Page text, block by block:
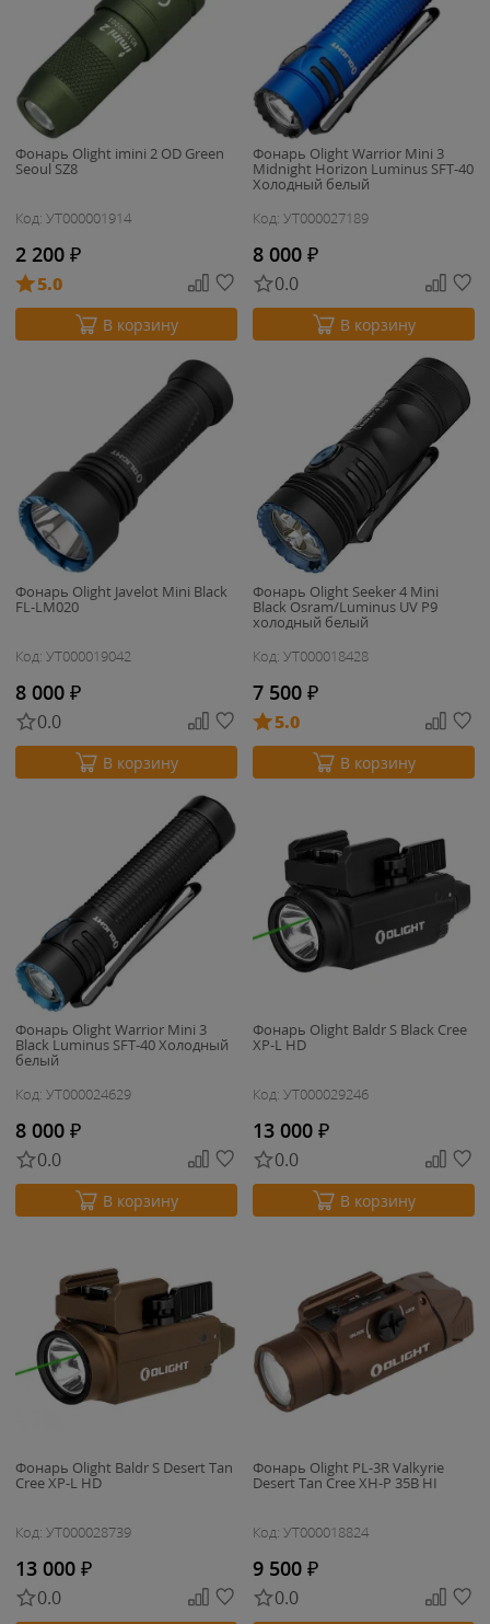
Фонарь Olight imini 2 OD Green
Seoul SZ8
Код: УТ000001914
2 200 ₽
5.0
В корзину
Фонарь Olight Warrior Mini 3
Midnight Horizon Luminus SFT-40
Холодный белый
Код: УТ000027189
8 000 ₽
0.0
В корзину
Фонарь Olight Javelot Mini Black
FL-LM020
Код: УТ000019042
8 000 ₽
0.0
В корзину
Фонарь Olight Seeker 4 Mini
Black Osram/Luminus UV P9
холодный белый
Код: УТ000018428
7 500 ₽
5.0
В корзину
Фонарь Olight Warrior Mini 3
Black Luminus SFT-40 Холодный
белый
Код: УТ000024629
8 000 ₽
0.0
В корзину
Фонарь Olight Baldr S Black Cree
XP-L HD
Код: УТ000029246
13 000 ₽
0.0
В корзину
Фонарь Olight Baldr S Desert Tan
Cree XP-L HD
Код: УТ000028739
13 000 ₽
0.0
Фонарь Olight PL-3R Valkyrie
Desert Tan Cree XH-P 35B HI
Код: УТ000018824
9 500 ₽
0.0